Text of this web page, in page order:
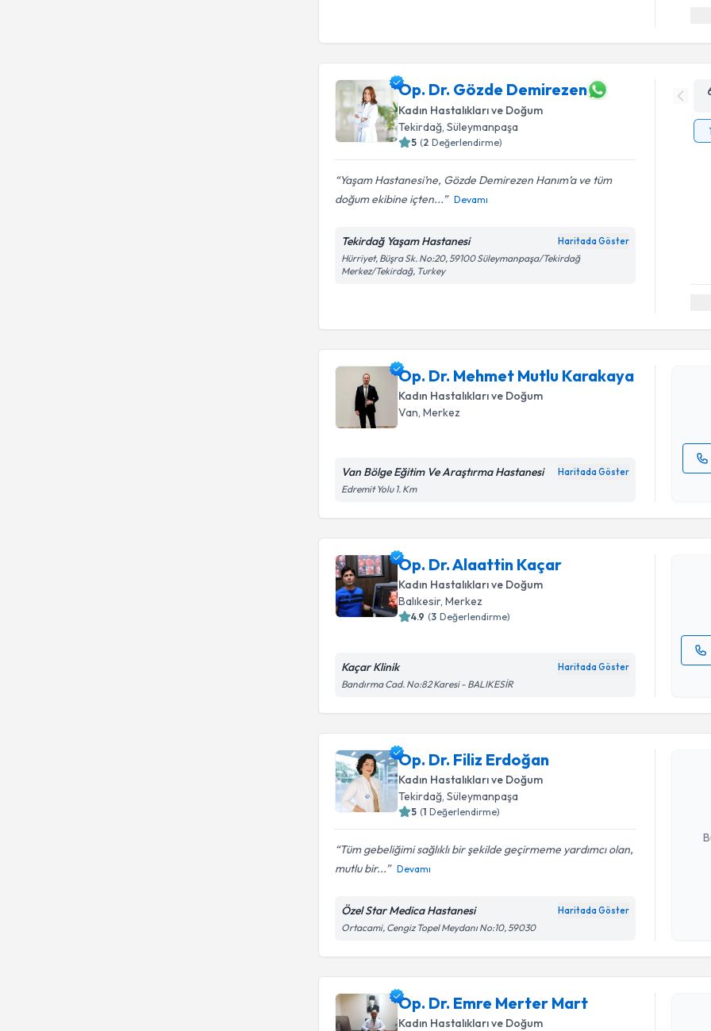
Op. Dr. Gözde Demirezen
Kadın Hastalıkları ve Doğum
Tekirdağ , Süleymanpaşa
5 (2 Değerlendirme)
Yaşam Hastanesi’ne, Gözde Demirezen Hanım’a ve tüm
doğum ekibine içten...
Devamı
Tekirdağ Yaşam Hastanesi Haritada Göster
Hürriyet, Büşra Sk. No:20, 59100 Süleymanpaşa/Tekirdağ
Merkez/Tekirdağ, Turkey
Op. Dr. Mehmet Mutlu Karakaya
Kadın Hastalıkları ve Doğum
Van, Merkez
Van Bölge Eğitim Ve Araştırma Hastanesi Haritada Göster
Edremit Yolu 1. Km
Op. Dr. Alaattin Kaçar
Kadın Hastalıkları ve Doğum
Balıkesir, Merkez
4.9 (3 Değerlendirme)
Kaçar Klinik Haritada Göster
Bandırma Cad. No:82 Karesi - BALIKESİR
Op. Dr. Filiz Erdoğan
Kadın Hastalıkları ve Doğum
Tekirdağ, Süleymanpaşa
5 (1 Değerlendirme)
Tüm gebeliğimi sağlıklı bir şekilde geçirmeme yardımcı olan,
mutlu bir...
Devamı
Özel Star Medica Hastanesi Haritada Göster
Ortacami, Cengiz Topel Meydanı No:10, 59030
Randevu
Op. Dr.
Op. Dr. Emre Merter Mart
Kadın Hastalıkları ve Doğum
Op. Dr.
oluşturun.